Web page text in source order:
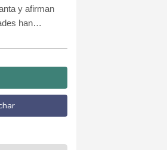
y afirman
han
región durante
Sin
esa
esté en peligro.